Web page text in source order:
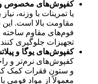
کفپوش‌های مخصوص
یا تمرینات با وزنه،
مقاومت بالا است. این
فوم‌های مقاوم
تجهیزات جلوگیری
کفپوش‌های یوگا و
کفپوش‌های نرم‌تر و
و ستون فقرات کمک
معمولاً از مواد فومی